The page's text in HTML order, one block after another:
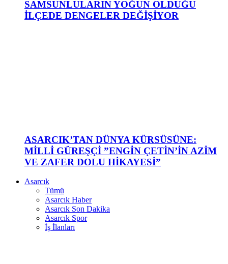
SAMSUNLULARIN YOĞUN OLDUĞU
İLÇEDE DENGELER DEĞİŞİYOR
ASARCIK’TAN DÜNYA KÜRSÜSÜNE:
MİLLİ GÜREŞÇİ ”ENGİN ÇETİN’İN AZİM
VE ZAFER DOLU HİKAYESİ”
Asarcık
Tümü
Asarcık Haber
Asarcık Son Dakika
Asarcık Spor
İş İlanları